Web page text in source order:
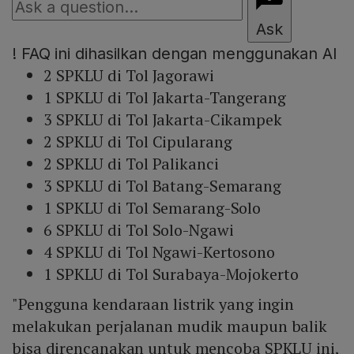
Ask
! FAQ ini dihasilkan dengan menggunakan AI
2 SPKLU di Tol Jagorawi
1 SPKLU di Tol Jakarta-Tangerang
3 SPKLU di Tol Jakarta-Cikampek
2 SPKLU di Tol Cipularang
2 SPKLU di Tol Palikanci
3 SPKLU di Tol Batang-Semarang
1 SPKLU di Tol Semarang-Solo
6 SPKLU di Tol Solo-Ngawi
4 SPKLU di Tol Ngawi-Kertosono
1 SPKLU di Tol Surabaya-Mojokerto
"Pengguna kendaraan listrik yang ingin
melakukan perjalanan mudik maupun balik
bisa direncanakan untuk mencoba SPKLU ini,